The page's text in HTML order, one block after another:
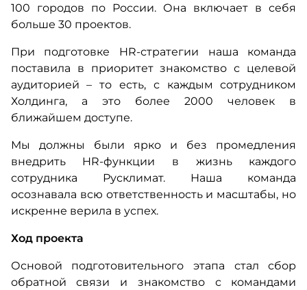
100 городов по России. Она включает в себя
больше 30 проектов.
При подготовке HR-стратегии наша команда
поставила в приоритет знакомство с целевой
аудиторией – то есть, с каждым сотрудником
Холдинга, а это более 2000 человек в
ближайшем доступе.
Мы должны были ярко и без промедления
внедрить HR-функции в жизнь каждого
сотрудника Русклимат. Наша команда
осознавала всю ответственность и масштабы, но
искренне верила в успех.
Ход проекта
Основой подготовительного этапа стал сбор
обратной связи и знакомство с командами